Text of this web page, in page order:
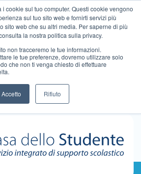
cookie sul tuo computer. Questi cookie vengono
sul tuo sito web e fornirti servizi più
sito web che su altri media. Per saperne di più
la nostra politica sulla privacy.
non tracceremo le tue informazioni.
le tue preferenze, dovremo utilizzare solo
che non ti venga chiesto di effettuare
Accetto Rifiuto